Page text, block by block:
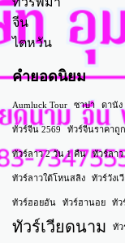
จีน
ไตหวัน
คำยอดนิยม
Aumluck Tour ซาปา ดานัง
ทัวร์จีน 2569 ทัวร์จีนราคาถูก
ทัวร์ลาว 2 วัน 1 คืน ทัวร์ลา
ทัวร์ลาวใต้โหนสลิง ทัวร์วังเ
ทัวร์ฮอยอัน ทัวร์ฮานอย ทัว
ทัวร์เวียดนาม ทัว